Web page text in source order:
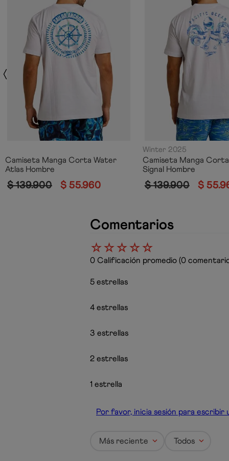
Camiseta Manga Corta Water
Atlas Hombre
$ 139.900 $ 55.960
Winter 2025
Camiseta Manga
Signal Hombre
$ 139.900 $ 55.
Comentarios
☆☆☆☆☆
0 Calificación promedio (0
5 estrellas
4 estrellas
3 estrellas
2 estrellas
1 estrella
Por favor, inicia sesión para escribir
Más reciente Todos